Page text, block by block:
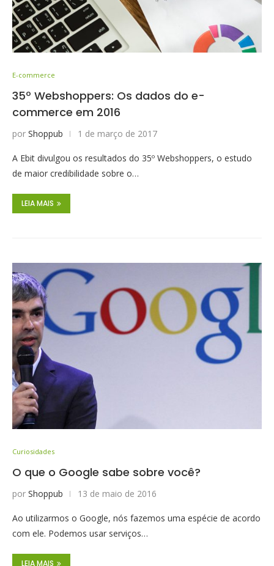
E-commerce
35º Webshoppers: Os dados do e-
commerce em 2016
por Shoppub 1 de março de 2017
A Ebit divulgou os resultados do 35º Webshoppers, o estudo
de maior credibilidade sobre o…
LEIA MAIS
Curiosidades
O que o Google sabe sobre você?
por Shoppub 13 de maio de 2016
Ao utilizarmos o Google, nós fazemos uma espécie de acordo
com ele. Podemos usar serviços…
LEIA MAIS